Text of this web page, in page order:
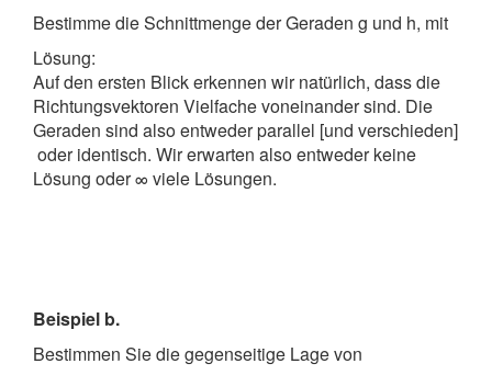
Bestimme die Schnittmenge der Geraden g und h, mit
Lösung:
Auf den ersten Blick erkennen wir natürlich, dass die
Richtungsvektoren Vielfache voneinander sind. Die
Geraden sind also entweder parallel [und verschieden]
oder identisch. Wir erwarten also entweder keine
Lösung oder ∞ viele Lösungen.
Beispiel b.
Bestimmen Sie die gegenseitige Lage von